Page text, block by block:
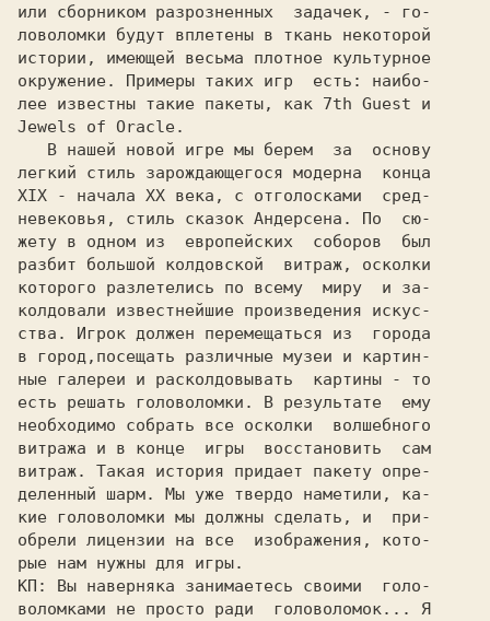
или сборником разрозненных  задачек, - го-
ловоломки будут вплетены в ткань некоторой
истории, имеющей весьма плотное культурное
окружение. Примеры таких игр  есть: наибо-
лее известны такие пакеты, как 7th Guest
Jewels of Oracle.
легкий стиль зарождающегося модерна  конца
XIX - начала XX века, с отголосками  сред-
невековья, стиль сказок Андерсена. По  сю-
жету в одном из  европейских  соборов  был
разбит большой колдовской  витраж, осколки
которого разлетелись по всему  миру  и за-
колдовали известнейшие произведения искус-
ства. Игрок должен перемещаться из  города
в город,посещать различные музеи и картин-
ные галереи и расколдовывать  картины - то
есть решать головоломки. В результате  ему
необходимо собрать все осколки  волшебного
витража и в конце  игры  восстановить  сам
витраж. Такая история придает пакету опре-
деленный шарм. Мы уже твердо наметили, ка-
кие головоломки мы должны сделать, и  при-
обрели лицензии на все  изображения, кото-
КП: Вы наверняка занимаетесь своими  голо-
воломками не просто ради  головоломок... Я